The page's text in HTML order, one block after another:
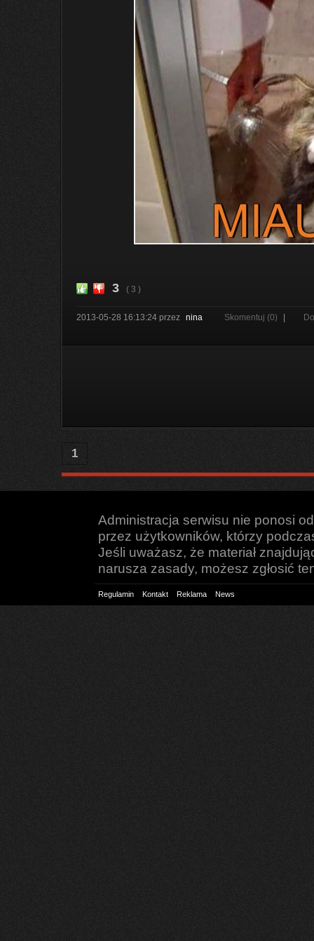
3 ( 3 )
2013-05-28 16:13:24 przez nina Skomentuj (0)
1
Administracja serwisu nie ponosi
przez użytkowników, którzy
Jeśli uważasz, że materiał
narusza zasady, możesz zgłosić
Regulamin Kontakt Reklama News